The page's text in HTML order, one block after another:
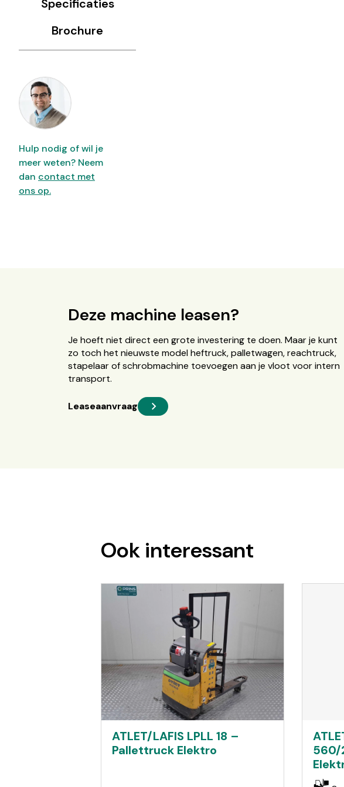
Hulp nodig of wil je
meer weten? Neem
dan contact met
ons op.
Specificaties
Brochure
Deze machine leasen?
Je hoeft niet direct een grote investering te doen. Maar je kunt
zo toch het nieuwste model heftruck, palletwagen, reachtruck,
stapelaar of schrobmachine toevoegen aan je vloot voor intern
transport.
Leaseaanvraag
Ook interessant
ATLET/LAFIS LPLL 18 –
Pallettruck Elektro
560/